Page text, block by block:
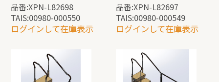
品番:XPN-L82698
TAIS:00980-000550
ログインして在庫表示
品番:XPN-L82697
TAIS:00980-000549
ログインして在庫表示